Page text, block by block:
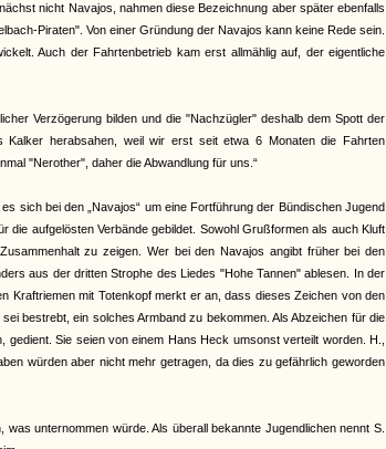
nicht Navajos, nahmen diese Bezeichnung aber später ebenfalls
Piraten". Von einer Gründung der Navajos kann keine Rede sein.
Auch der Fahrtenbetrieb kam erst allmählig auf, der eigentliche
Verzögerung bilden und die "Nachzügler" deshalb dem Spott der
herabsahen, weil wir erst seit etwa 6 Monaten die Fahrten
"Nerother", daher die Abwandlung für uns.“
sich bei den „Navajos“ um eine Fortführung der Bündischen Jugend
aufgelösten Verbände gebildet. Sowohl Grußformen als auch Kluft
zu zeigen. Wer bei den Navajos angibt früher bei den
aus der dritten Strophe des Liedes "Hohe Tannen" ablesen. In der
Kraftriemen mit Totenkopf merkt er an, dass dieses Zeichen von den
bestrebt, ein solches Armband zu bekommen. Als Abzeichen für die
Sie seien von einem Hans Heck umsonst verteilt worden. H.,
würden aber nicht mehr getragen, da dies zu gefährlich geworden
unternommen würde. Als überall bekannte Jugendlichen nennt S.